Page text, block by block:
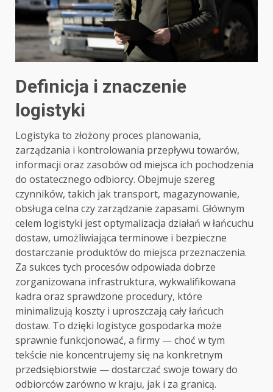
Definicja i znaczenie
logistyki
Logistyka to złożony proces planowania,
zarządzania i kontrolowania przepływu towarów,
informacji oraz zasobów od miejsca ich pochodzenia
do ostatecznego odbiorcy. Obejmuje szereg
czynników, takich jak transport, magazynowanie,
obsługa celna czy zarządzanie zapasami. Głównym
celem logistyki jest optymalizacja działań w łańcuchu
dostaw, umożliwiająca terminowe i bezpieczne
dostarczanie produktów do miejsca przeznaczenia.
Za sukces tych procesów odpowiada dobrze
zorganizowana infrastruktura, wykwalifikowana
kadra oraz sprawdzone procedury, które
minimalizują koszty i uproszczają cały łańcuch
dostaw. To dzięki logistyce gospodarka może
sprawnie funkcjonować, a firmy — choć w tym
tekście nie koncentrujemy się na konkretnym
przedsiębiorstwie — dostarczać swoje towary do
odbiorców zarówno w kraju, jak i za granicą.